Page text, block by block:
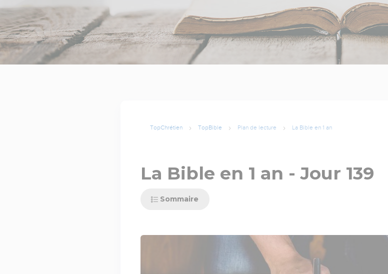
TopChrétien TopBible Plan de lecture La Bible en 1 an
La Bible en 1 an - Jour 139
Sommaire